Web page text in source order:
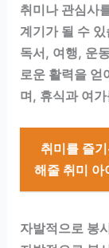
취미나 관심사
계기가 될 수
독서, 여행, 운
로운 활력을 얻
며, 휴식과 여
취미를 즐
해줄 취미 아
자발적으로 봉